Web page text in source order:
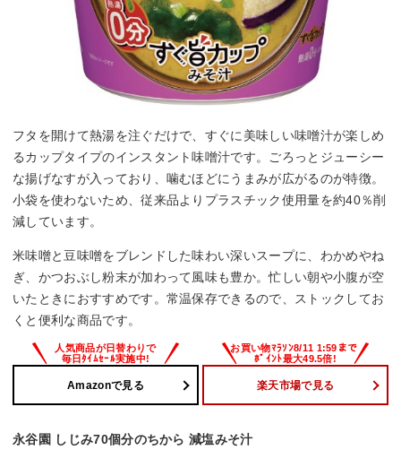
フタを開けて熱湯を注ぐだけで、すぐに美味しい味噌汁が楽しめ
るカップタイプのインスタント味噌汁です。ごろっとジューシー
な揚げなすが入っており、噛むほどにうまみが広がるのが特徴。
小袋を使わないため、従来品よりプラスチック使用量を約40％削
減しています。
米味噌と豆味噌をブレンドした味わい深いスープに、わかめやね
ぎ、かつおぶし粉末が加わって風味も豊か。忙しい朝や小腹が空
いたときにおすすめです。常温保存できるので、ストックしてお
くと便利な商品です。
Amazonで見る 楽天市場で見る
永谷園 しじみ70個分のちから 減塩みそ汁